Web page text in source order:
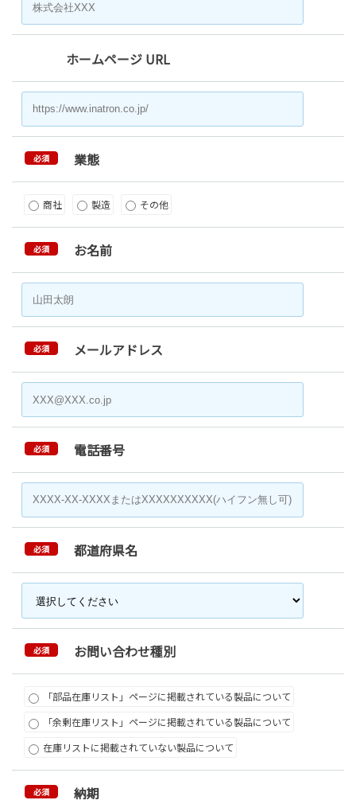
ホームページ URL
必須 業態
商社 製造 その他
必須 お名前
必須 メールアドレス
必須 電話番号
必須 都道府県名
必須 お問い合わせ種別
「部品在庫リスト」ページに掲載されている製品について
「余剰在庫リスト」ページに掲載されている製品について
在庫リストに掲載されていない製品について
必須 納期